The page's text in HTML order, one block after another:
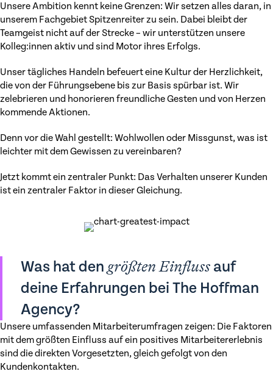
Unsere Ambition kennt keine Grenzen: Wir setzen alles daran, in
unserem Fachgebiet Spitzenreiter zu sein. Dabei bleibt der
Teamgeist nicht auf der Strecke – wir unterstützen unsere
Kolleg:innen aktiv und sind Motor ihres Erfolgs.
Unser tägliches Handeln befeuert eine Kultur der Herzlichkeit,
die von der Führungsebene bis zur Basis spürbar ist. Wir
zelebrieren und honorieren freundliche Gesten und von Herzen
kommende Aktionen.
Denn vor die Wahl gestellt: Wohlwollen oder Missgunst, was ist
leichter mit dem Gewissen zu vereinbaren?
Jetzt kommt ein zentraler Punkt: Das Verhalten unserer Kunden
ist ein zentraler Faktor in dieser Gleichung.
Was hat dengrößten Einfluss auf
deine Erfahrungen bei The Hoffman
Agency?
Unsere umfassenden Mitarbeiterumfragen zeigen: Die Faktoren
mit dem größten Einfluss auf ein positives Mitarbeitererlebnis
sind die direkten Vorgesetzten, gleich gefolgt von den
Kundenkontakten.